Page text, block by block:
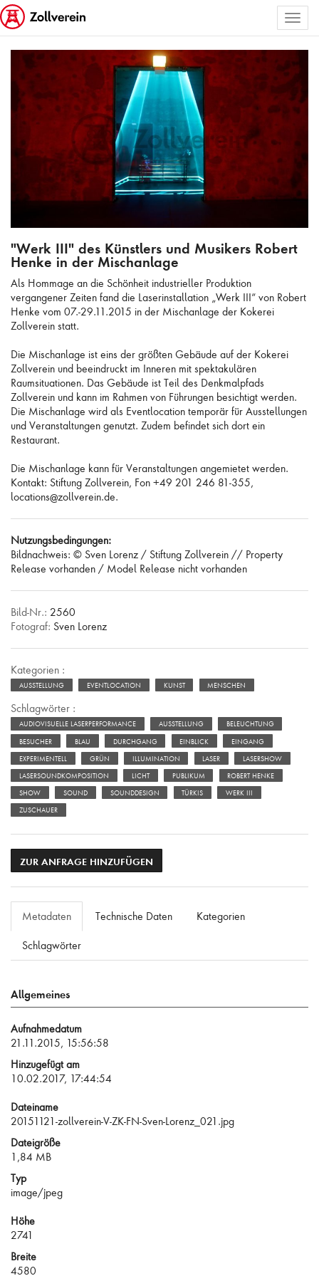
ALLE BILDER AUSWÄHLEN
"Werk III" des Künstlers und Musikers Robert
Henke in der Mischanlage
Als Hommage an die Schönheit industrieller Produktion
vergangener Zeiten fand die Laserinstallation „Werk III“ von Robert
Henke vom 07.-29.11.2015 in der Mischanlage der Kokerei
Zollverein statt.
Die Mischanlage ist eins der größten Gebäude auf der Kokerei
Zollverein und beeindruckt im Inneren mit spektakulären
Raumsituationen. Das Gebäude ist Teil des Denkmalpfads
Zollverein und kann im Rahmen von Führungen besichtigt werden.
Die Mischanlage wird als Eventlocation temporär für Ausstellungen
und Veranstaltungen genutzt. Zudem befindet sich dort ein
Restaurant.
Die Mischanlage kann für Veranstaltungen angemietet werden.
Kontakt: Stiftung Zollverein, Fon +49 201 246 81-355,
locations@zollverein.de.
Nutzungsbedingungen:
Bildnachweis: © Sven Lorenz / Stiftung Zollverein // Property
Release vorhanden / Model Release nicht vorhanden
Bild-Nr.: 2560
Fotograf: Sven Lorenz
Kategorien :
AUSSTELLUNG EVENTLOCATION KUNST MENSCHEN
Schlagwörter :
AUDIOVISUELLE LASERPERFORMANCE AUSSTELLUNG BELEUCHTUNG
BESUCHER BLAU DURCHGANG EINBLICK EINGANG
EXPERIMENTELL GRÜN ILLUMINATION LASER LASERSHOW
LASERSOUNDKOMPOSITION LICHT PUBLIKUM ROBERT HENKE
SHOW SOUND SOUNDDESIGN TÜRKIS WERK III
ZUSCHAUER
ZUR ANFRAGE HINZUFÜGEN
Metadaten Technische Daten Kategorien
Schlagwörter
Allgemeines
Aufnahmedatum
21.11.2015, 15:56:58
Hinzugefügt am
10.02.2017, 17:44:54
Dateiname
20151121-zollverein-V-ZK-FN-Sven-Lorenz_021.jpg
Dateigröße
1,84 MB
Typ
image/jpeg
Höhe
2741
Breite
4580